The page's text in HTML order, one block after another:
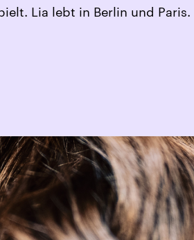
Lia lebt in Berlin und Paris.